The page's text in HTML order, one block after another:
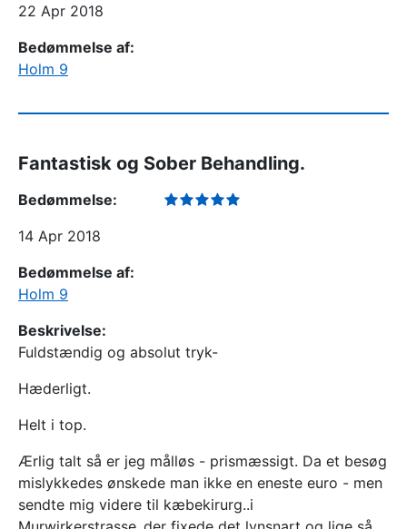
22 Apr 2018
Bedømmelse af:
Holm 9
Fantastisk og Sober Behandling.
Bedømmelse:
14 Apr 2018
Bedømmelse af:
Holm 9
Beskrivelse:
Fuldstændig og absolut tryk-
Hæderligt.
Helt i top.
Ærlig talt så er jeg målløs - prismæssigt. Da et besøg
mislykkedes ønskede man ikke en eneste euro - men
sendte mig videre til kæbekirurg..i